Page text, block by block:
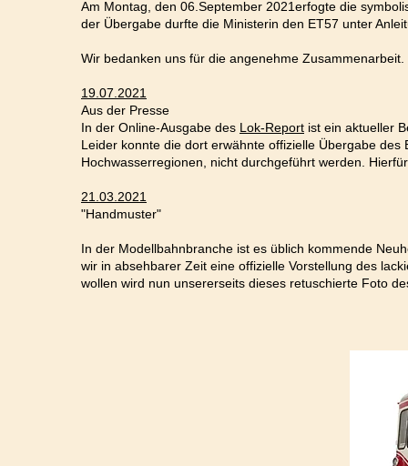
Am Montag, den 06.September 2021erfogte die
der Übergabe durfte die Ministerin den ET57 unter
Wir bedanken uns für die angenehme Zusammenarbeit.
19.07.2021
Aus der Presse
In der Online-Ausgabe des Lok-Report ist ein aktueller
Leider konnte die dort erwähnte offizielle Übergabe
Hochwasserregionen, nicht durchgeführt werden.
21.03.2021
"Handmuster"
In der Modellbahnbranche ist es üblich kommende
wir in absehbarer Zeit eine offizielle Vorstellung des
wollen wird nun unsererseits dieses retuschierte Foto